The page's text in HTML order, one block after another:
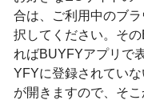
合は、ご利用中のブ
択してください。そ
ればBUYFYアプリで
YFYに登録されてい
が開きますので、そ